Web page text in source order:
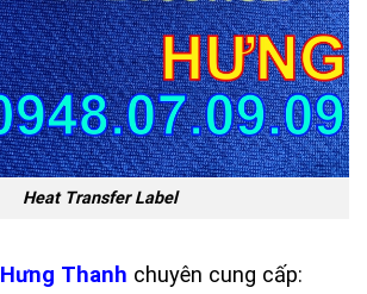
Heat Transfer Label
Hưng Thanh chuyên cung cấp: